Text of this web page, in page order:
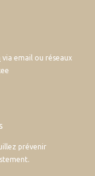
via email ou réseaux
prévenir